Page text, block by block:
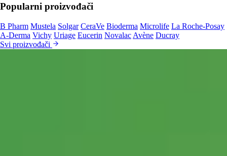
Popularni proizvođači
B Pharm Mustela Solgar CeraVe Bioderma Microlife La Roche-Posay
A-Derma Vichy Uriage Eucerin Novalac Avène Ducray
Svi proizvođači